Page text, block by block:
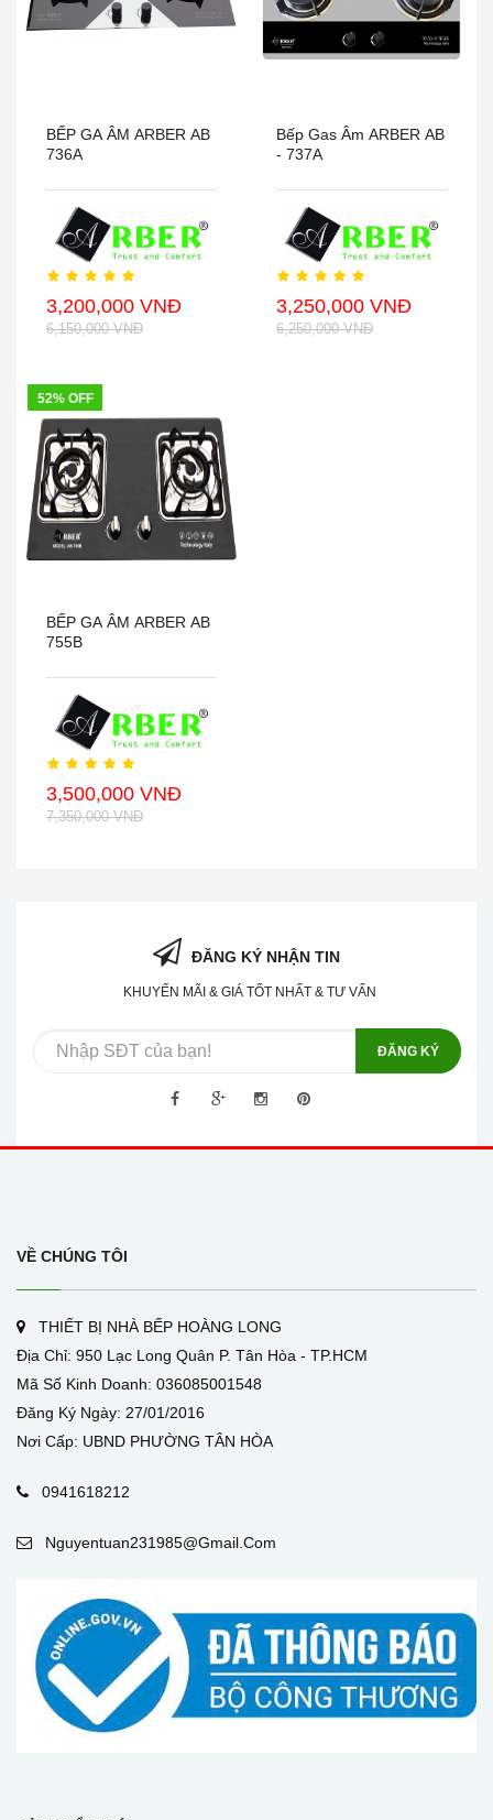
BẾP GA ÂM ARBER AB
736A
3,200,000 VNĐ
6,150,000 VNĐ
Bếp Gas Âm ARBER AB
- 737A
3,250,000 VNĐ
6,250,000 VNĐ
52% OFF
BẾP GA ÂM ARBER AB
755B
3,500,000 VNĐ
7,350,000 VNĐ
ĐĂNG KÝ NHẬN TIN
KHUYẾN MÃI & GIÁ TỐT NHẤT & TƯ VẤN
ĐĂNG KÝ
VỀ CHÚNG TÔI
THIẾT BỊ NHÀ BẾP HOÀNG LONG
Địa Chỉ: 950 Lạc Long Quân P. Tân Hòa - TP.HCM
Mã Số Kinh Doanh: 036085001548
Đăng Ký Ngày: 27/01/2016
Nơi Cấp: UBND PHƯỜNG TÂN HÒA
0941618212
Nguyentuan231985@gmail.com